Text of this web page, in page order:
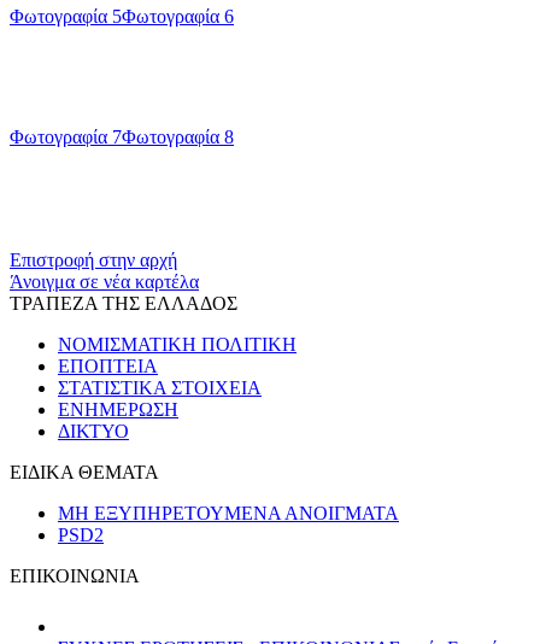
Φωτογραφία 5Φωτογραφία 6
Φωτογραφία 7Φωτογραφία 8
Επιστροφή στην αρχή
Άνοιγμα σε νέα καρτέλα
ΤΡΑΠΕΖΑ ΤΗΣ ΕΛΛΑΔΟΣ
ΝΟΜΙΣΜΑΤΙΚΗ ΠΟΛΙΤΙΚΗ
ΕΠΟΠΤΕΙΑ
ΣΤΑΤΙΣΤΙΚΑ ΣΤΟΙΧΕΙΑ
ΕΝΗΜΕΡΩΣΗ
ΔΙΚΤΥΟ
ΕΙΔΙΚΑ ΘΕΜΑΤΑ
ΜΗ ΕΞΥΠΗΡΕΤΟΥΜΕΝΑ ΑΝΟΙΓΜΑΤΑ
PSD2
ΕΠΙΚΟΙΝΩΝΙΑ